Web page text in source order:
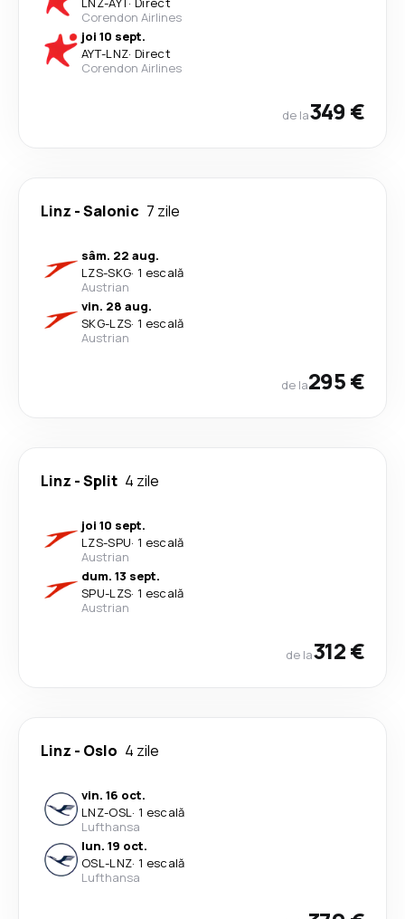
Corendon Airlines
joi 10 sept.
AYT-LNZ· Direct
Corendon Airlines
de la349 €
Linz -Salonic 7 zile
sâm. 22 aug.
LZS-SKG· 1 escală
Austrian
vin. 28 aug.
SKG-LZS· 1 escală
Austrian
de la295 €
Linz -Split 4 zile
joi 10 sept.
LZS-SPU· 1 escală
Austrian
dum. 13 sept.
SPU-LZS· 1 escală
Austrian
de la312 €
Linz - Oslo 4 zile
vin. 16 oct.
LNZ-OSL· 1 escală
Lufthansa
lun. 19 oct.
OSL-LNZ· 1 escală
Lufthansa